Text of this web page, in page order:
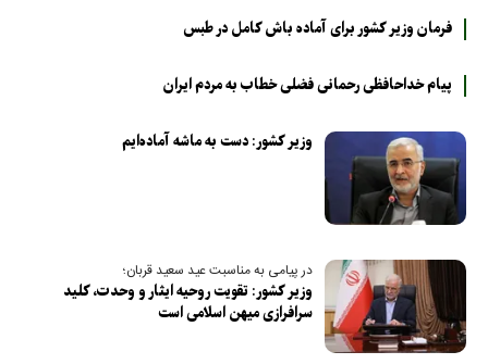
فرمان وزیر کشور برای آماده باش کامل در طبس
پیام خداحافظی رحمانی فضلی خطاب به مردم ایران
وزیر کشور: دست به ماشه آماده‌ایم
در پیامی به مناسبت عید سعید قربان؛
وزیر کشور: تقویت روحیه ایثار و وحدت، کلید
سرافرازی میهن اسلامی است